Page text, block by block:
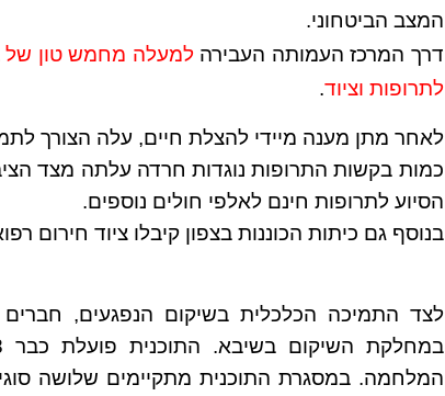
המצב הביטחוני.
דרך המרכז העמותה העבירהלמעלה מחמש טון של
לתרופות וציוד.
לאחר מתן מענה מיידי להצלת חיים, עלה הצורך
כמות בקשות התרופות נוגדות חרדה עלתה מצד
הסיוע לתרופות חינם לאלפי חולים נוספים.
בנוסף גם כיתות הכוננות בצפון קיבלו ציוד חירום
לצד התמיכה הכלכלית בשיקום הנפגעים,
המלחמה. במסגרת התוכנית מתקיימים שלושה